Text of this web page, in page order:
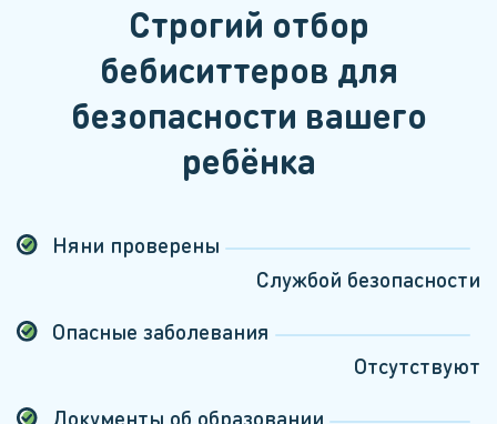
Строгий отбор
бебиситтеров для
безопасности вашего
ребёнка
Няни проверены
Службой безопасности
Опасные заболевания
Отсутствуют
Документы об образовании